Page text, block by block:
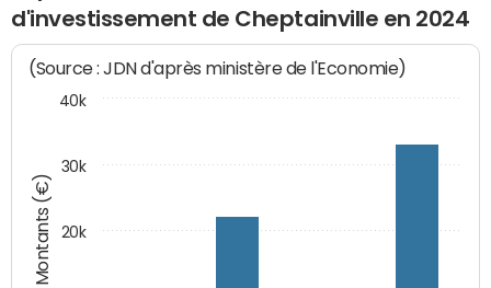
d'investissement de Cheptainville en 2024
Montants (€)
(Source : JDN d'après ministère de l'Economie)
20k
30k
40k